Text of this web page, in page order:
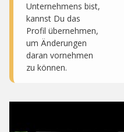
Unternehmens bist,
kannst Du das
Profil übernehmen,
um Änderungen
daran vornehmen
zu können.